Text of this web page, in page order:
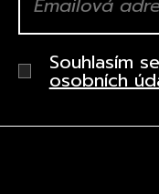
Souhlasím
osobních